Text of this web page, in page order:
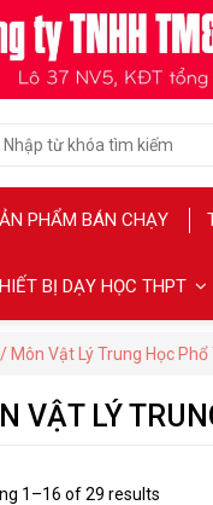
PHẨM BÁN CHẠY
BỊ DẠY HỌC THPT
/ Môn Vật Lý Trung Học Phổ
VẬT LÝ
1–16 of 29 results